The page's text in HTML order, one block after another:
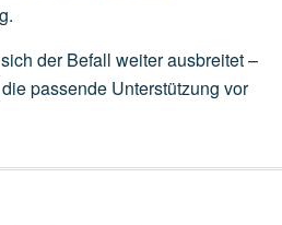
der Befall weiter ausbreitet –
passende Unterstützung vor